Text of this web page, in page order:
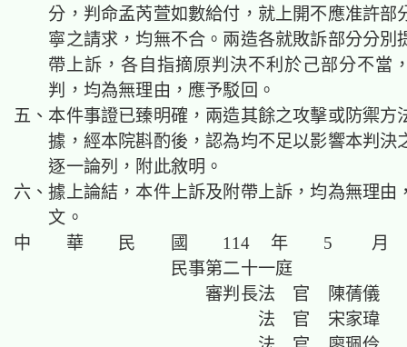
分，判命孟芮萱如數給付，就上開不應准許部
寧之請求，均無不合。兩造各就敗訴部分分別
帶上訴，各自指摘原判決不利於己部分不當
判，均為無理由，應予駁回。
五、本件事證已臻明確，兩造其餘之攻擊或防禦方
據，經本院斟酌後，認為均不足以影響本判決
逐一論列，附此敘明。
六、據上論結，本件上訴及附帶上訴，均為無理由
文。
中 華 民 國 114 年 5 月
民事第二十一庭
審判長法 官 陳蒨儀
法 官 宋家瑋